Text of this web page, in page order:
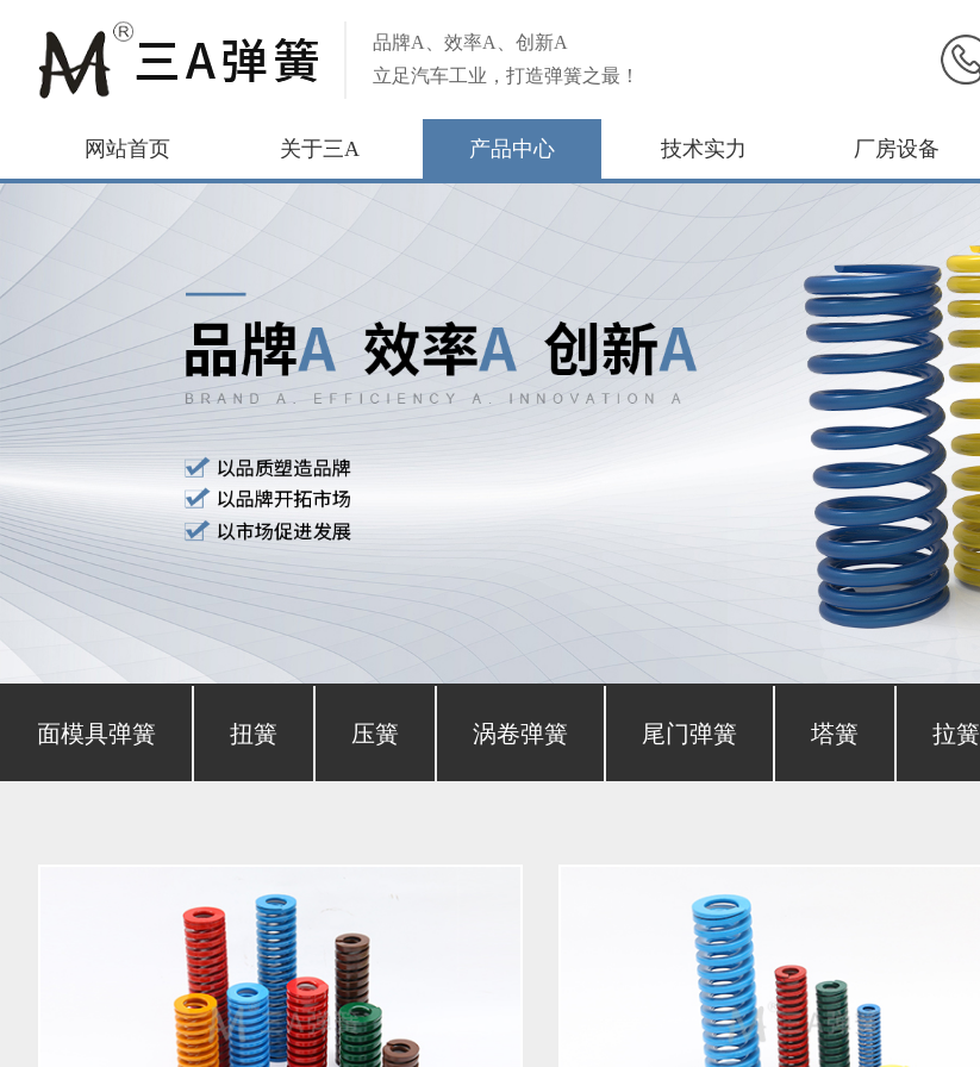
品牌A、效率A、创新A
立足汽车工业，打造弹簧之最！
网站首页 关于三A 产品中心 技术实力 厂房设备
截面模具弹簧 扭簧 压簧 涡卷弹簧 尾门弹簧 塔簧 拉簧